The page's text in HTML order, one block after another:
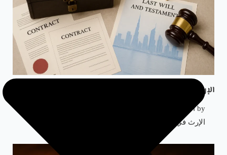
الإرث المشترك في دبي: خطوات الحصر والتحديات القانونية
by الدكتور المحامي محمد الرملاوي
الإرث في دبي